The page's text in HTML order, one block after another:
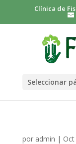
Clínica de
Seleccionar
por admin |